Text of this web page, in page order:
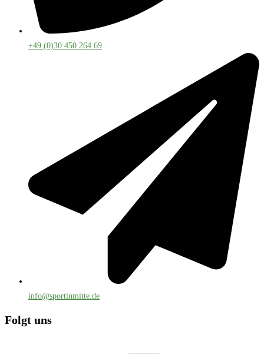
+49 (0)30 450 264 69
info@sportinmitte.de
Folgt uns